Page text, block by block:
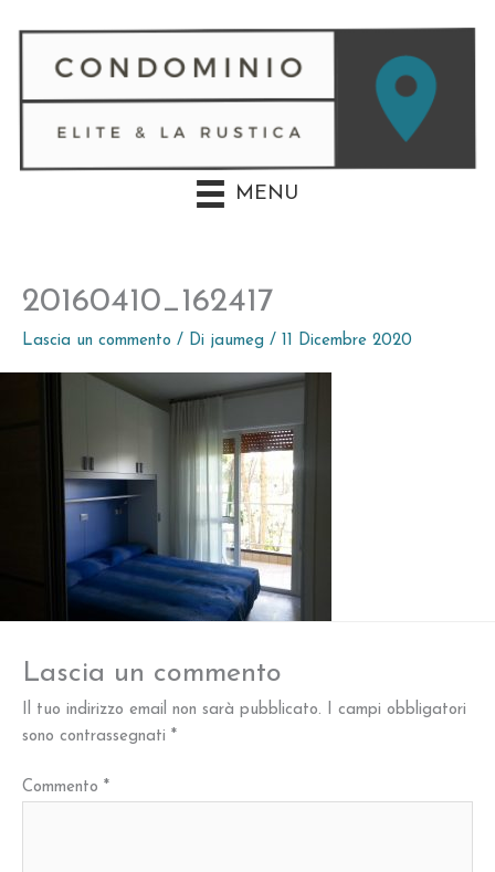
contenuto
MENU
20160410_162417
Lascia un commento / Di jaumeg / 11 Dicembre 2020
Lascia un commento
Il tuo indirizzo email non sarà pubblicato.
I campi obbligatori
sono contrassegnati *
Commento *